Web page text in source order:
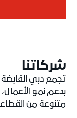
شركاتُنا
تجمع دبي
بدعم نمو
متنوعة من